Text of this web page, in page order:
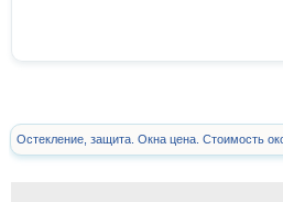
Остекление, защита. Окна цена. Стоимость